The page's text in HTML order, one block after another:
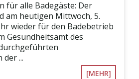
für alle Badegäste: Der
am heutigen Mittwoch, 5.
wieder für den Badebetrieb
Gesundheitsamt des
...
[MEHR]